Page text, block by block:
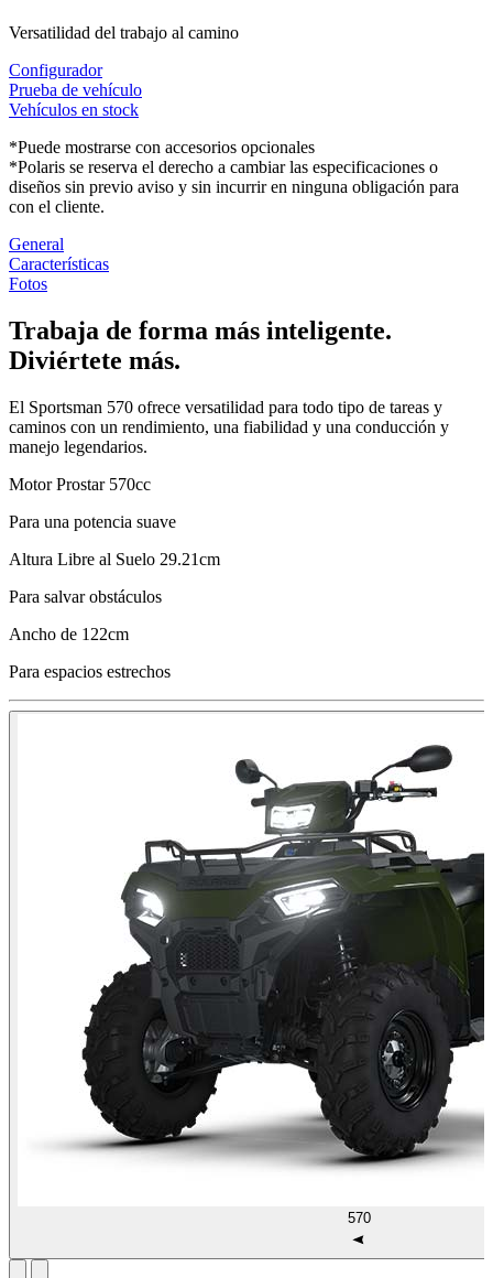
Versatilidad del trabajo al camino
Configurador
Prueba de vehículo
Vehículos en stock
*Puede mostrarse con accesorios opcionales
*Polaris se reserva el derecho a cambiar las especificaciones o
diseños sin previo aviso y sin incurrir en ninguna obligación para
con el cliente.
General
Características
Fotos
Trabaja de forma más inteligente.
Diviértete más.
El Sportsman 570 ofrece versatilidad para todo tipo de tareas y
caminos con un rendimiento, una fiabilidad y una conducción y
manejo legendarios.
Motor Prostar 570cc
Para una potencia suave
Altura Libre al Suelo 29.21cm
Para salvar obstáculos
Ancho de 122cm
Para espacios estrechos
570